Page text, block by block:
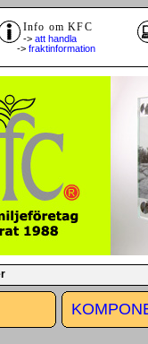
Info om KFC
-> att handla
-> fraktinformation